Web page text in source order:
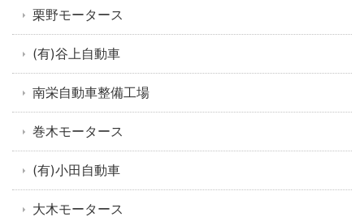
栗野モータース
(有)谷上自動車
南栄自動車整備工場
巻木モータース
(有)小田自動車
大木モータース